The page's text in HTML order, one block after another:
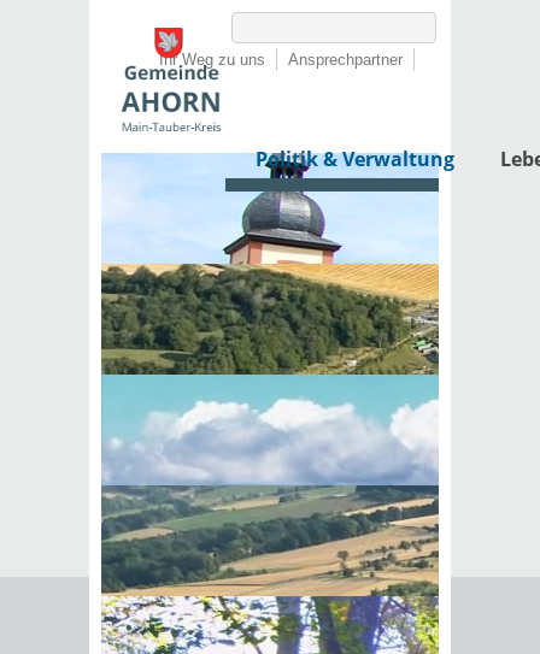
Ihr Weg zu uns Ansprechpartner
Politik & Verwaltung
Startseite › Politik & Verwaltung› Rathaus›
Dienstleistungen von A-Z
Seite empfehlen
Empfehlung senden an*